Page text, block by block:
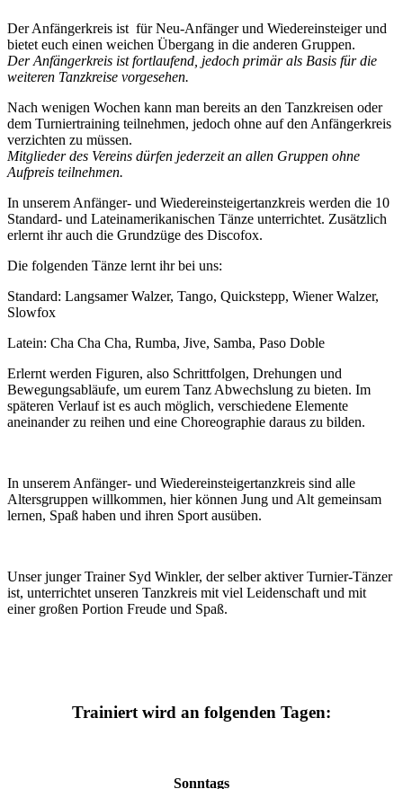
Der Anfängerkreis ist für Neu-Anfänger und Wiedereinsteiger und
bietet euch einen weichen Übergang in die anderen Gruppen.
Der Anfängerkreis ist fortlaufend, jedoch primär als Basis für die
weiteren Tanzkreise vorgesehen.
Nach wenigen Wochen kann man bereits an den Tanzkreisen oder
dem Turniertraining teilnehmen, jedoch ohne auf den Anfängerkreis
verzichten zu müssen.
Mitglieder des Vereins dürfen jederzeit an allen Gruppen ohne
Aufpreis teilnehmen.
In unserem Anfänger- und Wiedereinsteigertanzkreis werden die 10
Standard- und Lateinamerikanischen Tänze unterrichtet. Zusätzlich
erlernt ihr auch die Grundzüge des Discofox.
Die folgenden Tänze lernt ihr bei uns:
Standard: Langsamer Walzer, Tango, Quickstepp, Wiener Walzer,
Slowfox
Latein: Cha Cha Cha, Rumba, Jive, Samba, Paso Doble
Erlernt werden Figuren, also Schrittfolgen, Drehungen und
Bewegungsabläufe, um eurem Tanz Abwechslung zu bieten. Im
späteren Verlauf ist es auch möglich, verschiedene Elemente
aneinander zu reihen und eine Choreographie daraus zu bilden.
In unserem Anfänger- und Wiedereinsteigertanzkreis sind alle
Altersgruppen willkommen, hier können Jung und Alt gemeinsam
lernen, Spaß haben und ihren Sport ausüben.
Unser junger Trainer Syd Winkler, der selber aktiver Turnier-Tänzer
ist, unterrichtet unseren Tanzkreis mit viel Leidenschaft und mit
einer großen Portion Freude und Spaß.
Trainiert wird an folgenden Tagen:
Sonntags